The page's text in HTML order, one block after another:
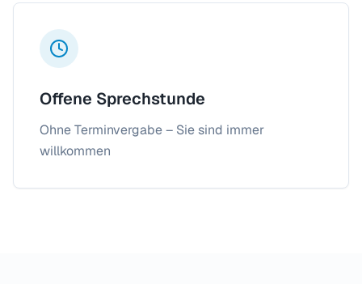
Offene Sprechstunde
Ohne Terminvergabe – Sie sind immer
willkommen